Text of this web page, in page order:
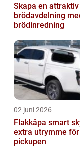
Skapa en attraktiv
brödavdelning
brödinredning
02 juni 2026
Flakkåpa smart skydd och
extra utrymme för
pickupen